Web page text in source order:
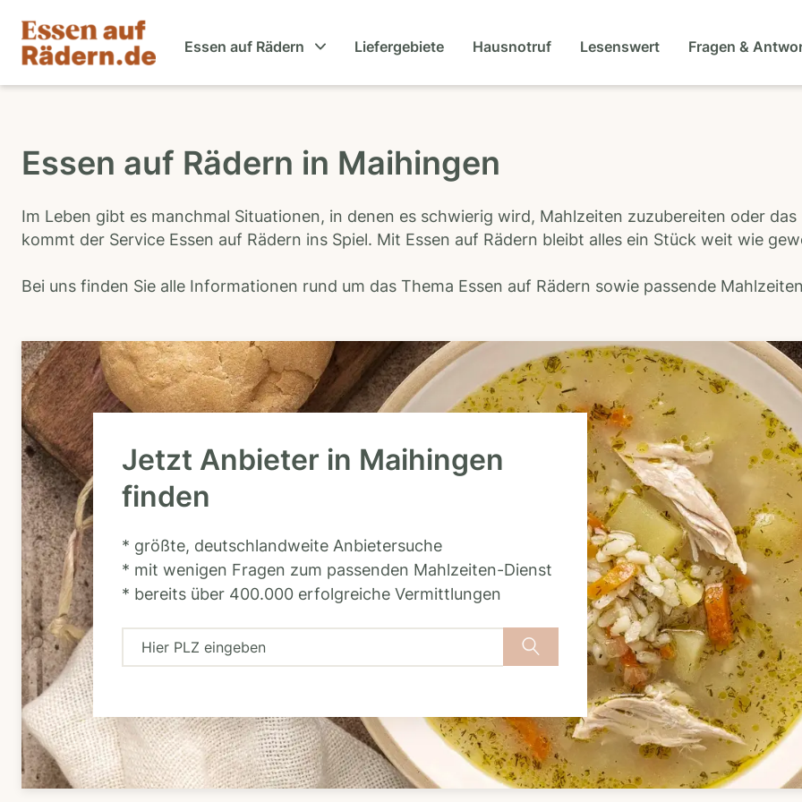
Essen auf Rädern Liefergebiete Hausnotruf Lesenswert Fragen &
Essen auf Rädern in Maihingen
Im Leben gibt es manchmal Situationen, in denen es schwierig wird, Mahlzeiten zuzubereiten oder
kommt der Service Essen auf Rädern ins Spiel. Mit Essen auf Rädern bleibt alles ein Stück weit wie
Bei uns finden Sie alle Informationen rund um das Thema Essen auf Rädern sowie passende
Jetzt Anbieter in Maihingen
finden
* größte, deutschlandweite Anbietersuche
* mit wenigen Fragen zum passenden Mahlzeiten-Dienst
* bereits über 400.000 erfolgreiche Vermittlungen
H
r
P
L